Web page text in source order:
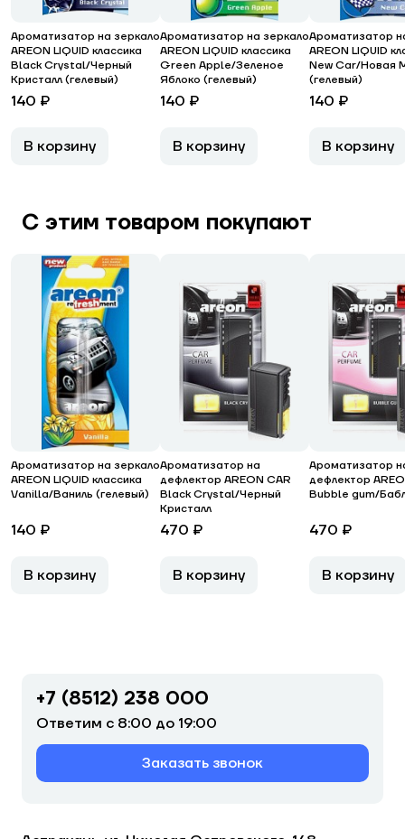
Ароматизатор на зеркало
AREON LIQUID классика
Black Crystal/Черный
Кристалл (гелевый)
140 ₽
В корзину
Ароматизатор на зеркало
AREON LIQUID классика
Green Apple/Зеленое
Яблоко (гелевый)
140 ₽
В корзину
Ароматизатор
AREON LIQUID
New Car/Новая
(гелевый)
140 ₽
В корзину
С этим товаром покупают
Ароматизатор на зеркало
AREON LIQUID классика
Vanilla/Ваниль (гелевый)
140 ₽
В корзину
Ароматизатор на
дефлектор AREON CAR
Black Crystal/Черный
Кристалл
470 ₽
В корзину
Ароматизатор
дефлектор
Bubble gum/
470 ₽
В корзину
+7 (8512) 238 000
Ответим с 8:00 до 19:00
Заказать звонок